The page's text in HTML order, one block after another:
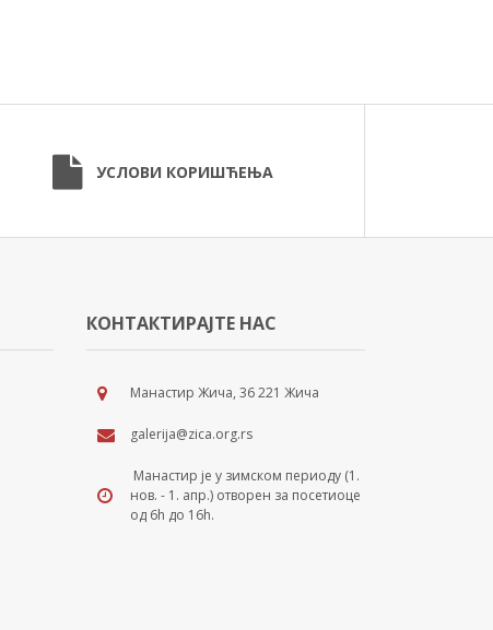
УСЛОВИ КОРИШЋЕЊА
КОНТАКТИРАЈТЕ НАС
Манастир Жича, 36 221 Жича
galerija@zica.org.rs
Манастир је у зимском периоду (1.
нов. - 1. апр.) отворен за посетиоце
од 6h до 16h.